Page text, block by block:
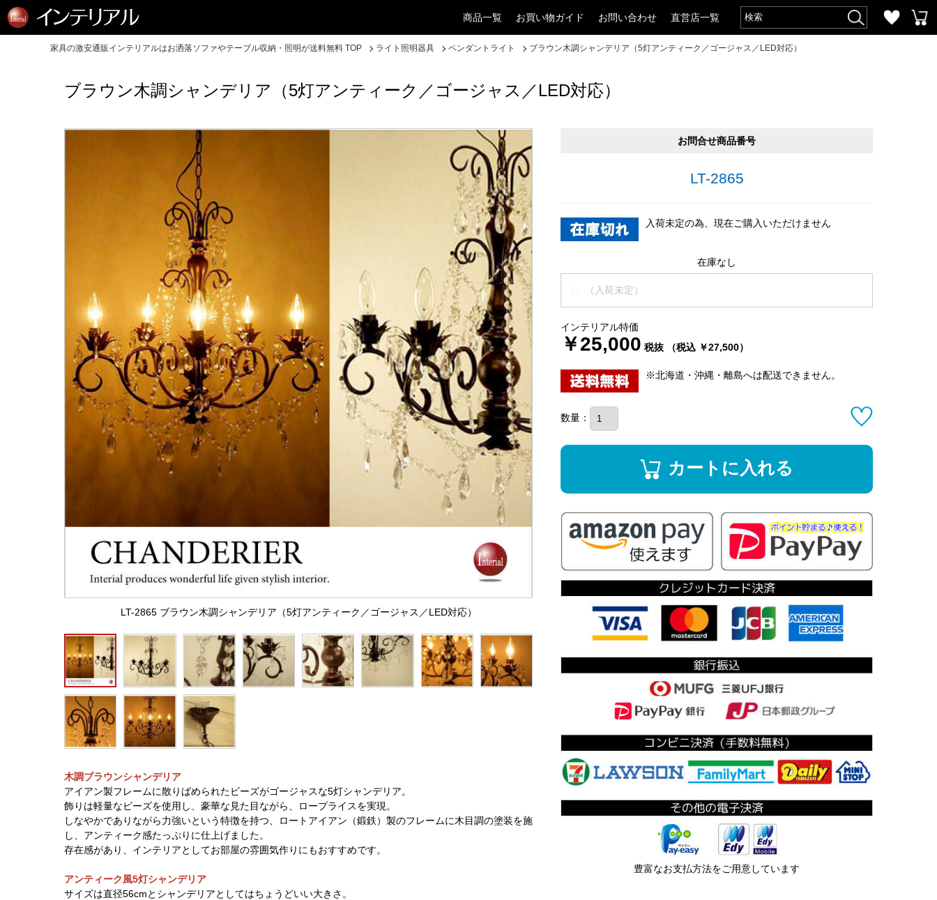
商品一覧 お買い物ガイド お問い合わせ 直営店一覧
家具の激安通販インテリアルはお洒落ソファやテーブル収納・照明が送料無料 TOP ライト照明器具 ペンダントライト ブラウン木調シャンデリア（5灯アンティーク／ゴージャス／LED対応）
ブラウン木調シャンデリア（5灯アンティーク／ゴージャス／LED対応）
LT-2865 ブラウン木調シャンデリア（5灯アンティーク／ゴージャス／LED対応）
木調ブラウンシャンデリア
アイアン製フレームに散りばめられたビーズがゴージャスな5灯シャンデリア。
飾りは軽量なビーズを使用し、豪華な見た目ながら、ロープライスを実現。
しなやかでありながら力強いという特徴を持つ、ロートアイアン（鍛鉄）製のフレームに木目調の塗装を施
し、アンティーク感たっぷりに仕上げました。
存在感があり、インテリアとしてお部屋の雰囲気作りにもおすすめです。
アンティーク風5灯シャンデリア
サイズは直径56cmとシャンデリアとしてはちょうどいい大きさ。
お問合せ商品番号
LT-2865
入荷未定の為、現在ご購入いただけません
在庫なし
（入荷未定）
インテリアル特価
￥25,000 税抜 （税込 ￥27,500）
※北海道・沖縄・離島へは配送できません。
数量：
カートに入れる
豊富なお支払方法をご用意しています